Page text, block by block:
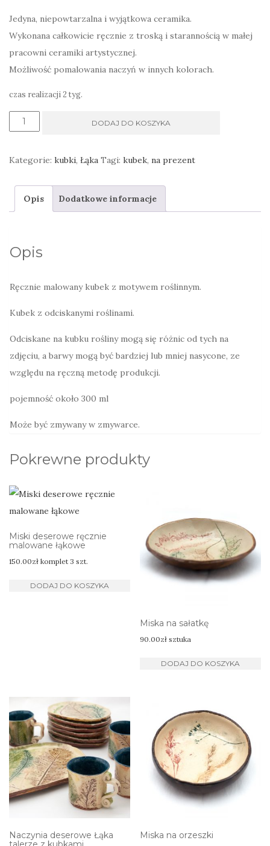
Jedyna, niepowtarzalna i wyjątkowa ceramika.
Wykonana całkowicie ręcznie z troską i starannością w małej
pracowni ceramiki artystycznej.
Możliwość pomalowania naczyń w innych kolorach.
czas realizacji 2 tyg.
ilość
szary
wewnątrz
DODAJ DO KOSZYKA
Kategorie: kubki, Łąka Tagi: kubek, na prezent
Opis Dodatkowe informacje
Opis
Ręcznie malowany kubek z motywem roślinnym.
Kubek z odciskanymi roślinami.
Odciskane na kubku rośliny mogą się różnic od tych na
zdjęciu, a barwy mogą być bardziej lub mniej nasycone, ze
względu na ręczną metodę produkcji.
pojemność około 300 ml
Może być zmywany w zmywarce.
Pokrewne produkty
Miski deserowe ręcznie
malowane łąkowe
150.00zł komplet 3 szt.
DODAJ DO KOSZYKA
Miska na sałatkę
90.00zł sztuka
DODAJ DO KOSZYKA
Naczynia deserowe Łąka
Miska na orzeszki